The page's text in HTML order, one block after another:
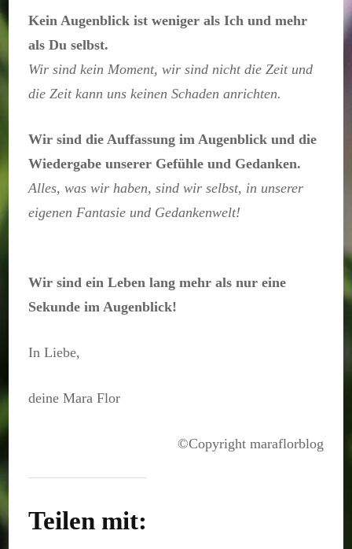
Kein Augenblick ist weniger als Ich und mehr
als Du selbst.
Wir sind kein Moment, wir sind nicht die Zeit und
die Zeit kann uns keinen Schaden anrichten.
Wir sind die Auffassung im Augenblick und die
Wiedergabe unserer Gefühle und Gedanken.
Alles, was wir haben, sind wir selbst, in unserer
eigenen Fantasie und Gedankenwelt!
Wir sind ein Leben lang mehr als nur eine
Sekunde im Augenblick!
In Liebe,
deine Mara Flor
©Copyright maraflorblog
Teilen mit: